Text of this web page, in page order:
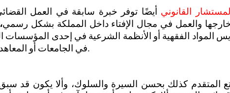
القانوني
خارجها والعمل في مجال الإفتاء داخل المملكة بشكل رسمي،
في الجامعات أو المعاهد أو برامج الدراسات العليا.